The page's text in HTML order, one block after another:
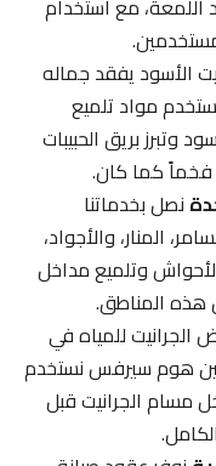
يفقد جماله
مواد تلميع
بريق الحبيبات
كما كان.
نصل بخدماتنا
المنار، والأجواد،
وتلميع مداخل
المناطق.
للمياه في
هوم سيرفس نستخدم
الجرانيت قبل